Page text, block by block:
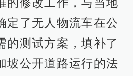
定了无人物流车在公
的测试方案，填补了
坡公开道路运行的法